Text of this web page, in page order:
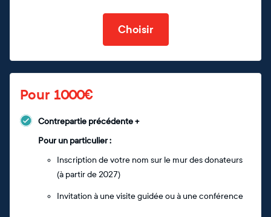
Choisir
Pour 1000€
Contrepartie précédente +
Pour un particulier :
Inscription de votre nom sur le mur des donateurs
(à partir de 2027)
Invitation à une visite guidée ou à une conférence